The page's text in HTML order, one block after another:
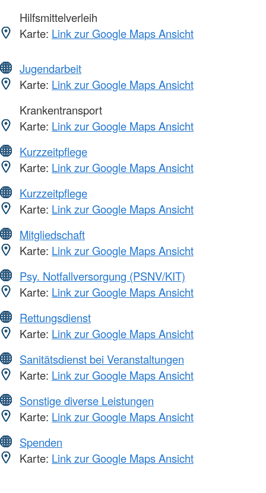
Hilfsmittelverleih
Karte: Link zur Google Maps Ansicht
Jugendarbeit
Karte: Link zur Google Maps Ansicht
Krankentransport
Karte: Link zur Google Maps Ansicht
Kurzzeitpflege
Karte: Link zur Google Maps Ansicht
Kurzzeitpflege
Karte: Link zur Google Maps Ansicht
Mitgliedschaft
Karte: Link zur Google Maps Ansicht
Psy. Notfallversorgung (PSNV/KIT)
Karte: Link zur Google Maps Ansicht
Rettungsdienst
Karte: Link zur Google Maps Ansicht
Sanitätsdienst bei Veranstaltungen
Karte: Link zur Google Maps Ansicht
Sonstige diverse Leistungen
Karte: Link zur Google Maps Ansicht
Spenden
Karte: Link zur Google Maps Ansicht